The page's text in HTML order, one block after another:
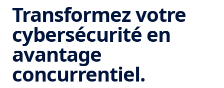
Transformez votre
cybersécurité en
avantage
concurrentiel.